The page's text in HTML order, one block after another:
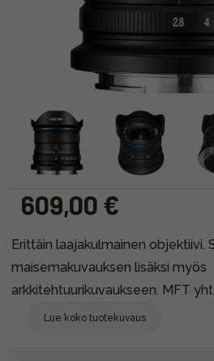
609,00 €
Erittäin laajakulmainen objektiivi.
maisemakuvauksen lisäksi myös
arkkitehtuurikuvaukseen. MFT
Lue koko tuotekuvaus